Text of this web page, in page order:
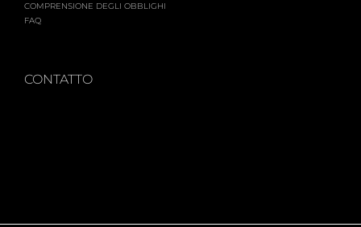
COMPRENSIONE DEGLI OBBLIGHI
FAQ
CONTATTO